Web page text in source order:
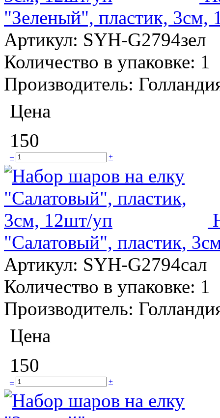
"Зеленый", пластик, 3см,
Артикул: SYH-G2794зел
Количество в упаковке: 1
Производитель:
Цена
150
– +
"Салатовый", пластик,
Артикул: SYH-G2794сал
Количество в упаковке: 1
Производитель:
Цена
150
– +